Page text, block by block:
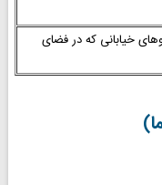
خیابانی که در فضای